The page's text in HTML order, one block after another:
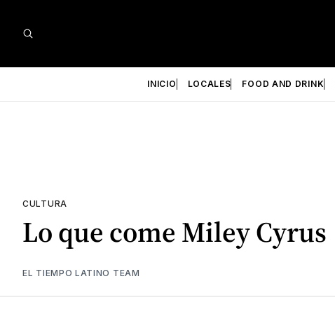
INICIO LOCALES FOOD AND DRINK
CULTURA
Lo que come Miley Cyrus
EL TIEMPO LATINO TEAM